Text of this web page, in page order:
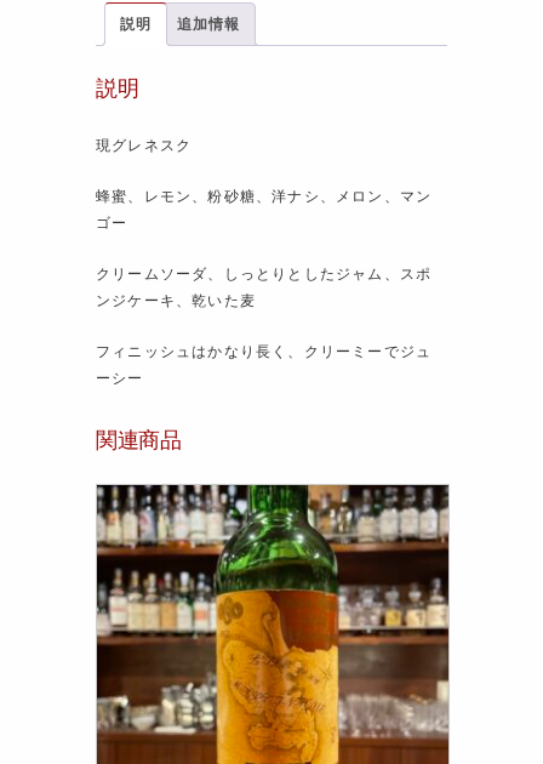
説明 追加情報
説明
現グレネスク
蜂蜜、レモン、粉砂糖、洋ナシ、メロン、マン
ゴー
クリームソーダ、しっとりとしたジャム、スポ
ンジケーキ、乾いた麦
フィニッシュはかなり長く、クリーミーでジュ
ーシー
関連商品